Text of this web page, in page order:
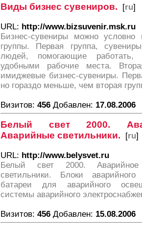
Виды бизнес сувениров. [ru]
URL: http://www.bizsuvenir.msk.ru
Бизнес-сувениры можно
группы. Первая группа,
людей, помогающие
удобными рабочие места.
имиджевые бизнес-сувениры.
но гораздо меньше, чем вторая
Визитов: 456 Добавлен: 17.08.2006
Белый свет 2000.
Аварийные светильники. [ru]
URL: http://www.belysvet.ru
Белый свет 2000.
светильники. Блоки
батареи для аварийного
системы аварийного
Визитов: 456 Добавлен: 15.08.2006